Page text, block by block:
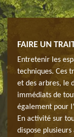
FAIRE UN
Entretenir les
techniques. Ces
et des arbres, le
immédiats de
également pour
En activité sur
dispose